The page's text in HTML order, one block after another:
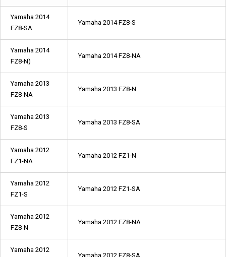
Yamaha 2014
FZ8-SA
Yamaha 2014 FZ8-S
Yamaha 2014
FZ8-N)
Yamaha 2014 FZ8-NA
Yamaha 2013
FZ8-NA
Yamaha 2013 FZ8-N
Yamaha 2013
FZ8-S
Yamaha 2013 FZ8-SA
Yamaha 2012
FZ1-NA
Yamaha 2012 FZ1-N
Yamaha 2012
FZ1-S
Yamaha 2012 FZ1-SA
Yamaha 2012
FZ8-N
Yamaha 2012 FZ8-NA
Yamaha 2012
Yamaha 2012 FZ8-SA